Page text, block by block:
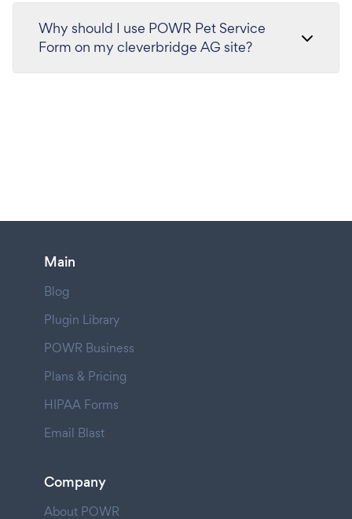
Why should I use POWR Pet Service
Form on my cleverbridge AG site?
Main
Blog
Plugin Library
POWR Business
Plans & Pricing
HIPAA Forms
Email Blast
Company
About POWR